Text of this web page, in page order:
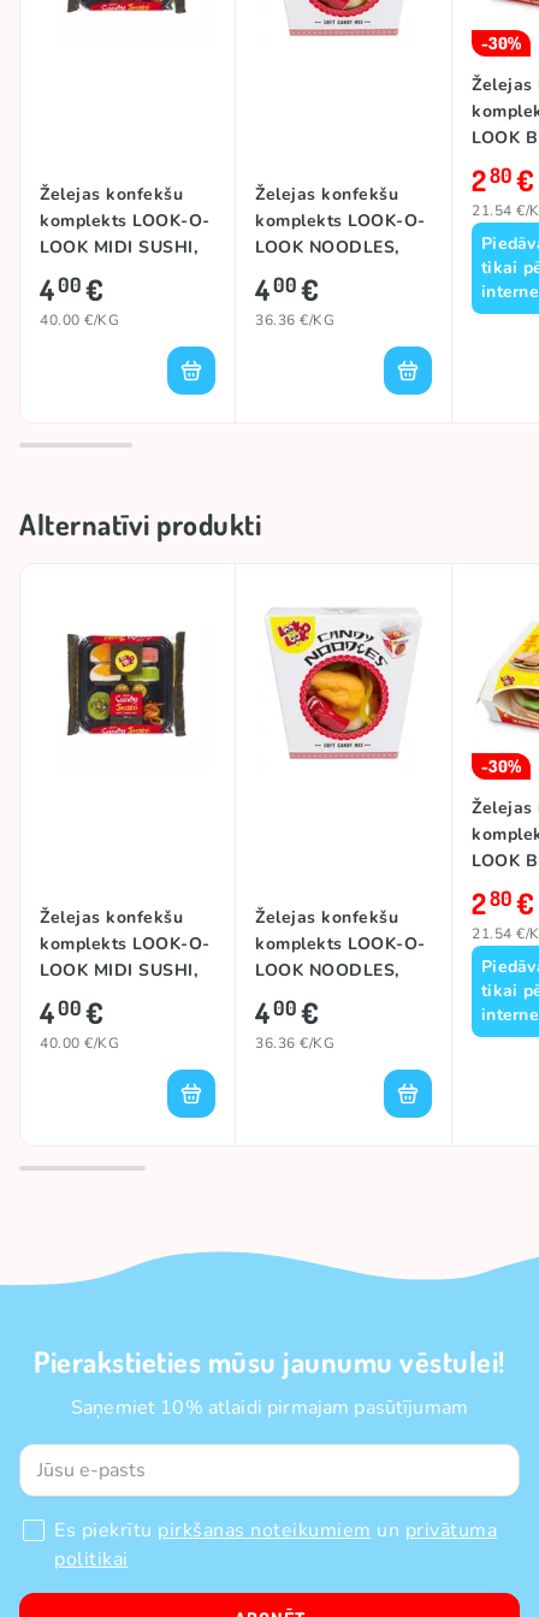
Želejas konfekšu
komplekts LOOK-O-
LOOK MIDI SUSHI,
100g
400€
40.00 €/KG
Želejas konfekšu
komplekts LOOK-O-
LOOK NOODLES,
110g
400€
36.36 €/KG
-30%
tikai
Želejas
LOOK
130g
280€
21.54 €/
Alternatīvi produkti
Želejas konfekšu
komplekts LOOK-O-
LOOK MIDI SUSHI,
100g
400€
40.00 €/KG
Želejas konfekšu
komplekts LOOK-O-
LOOK NOODLES,
110g
400€
36.36 €/KG
-30%
tikai
Želejas
LOOK
130g
280€
21.54 €/
Pierakstieties mūsu jaunumu vēstulei!
Saņemiet 10% atlaidi pirmajam pasūtījumam
Es piekrītu pirkšanas noteikumiem un privātuma
politikai